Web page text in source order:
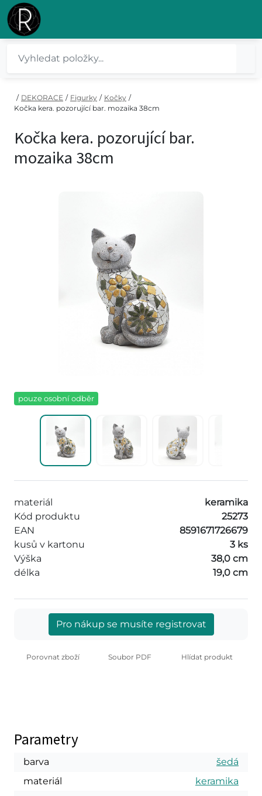
/ DEKORACE / Figurky / Kočky /
Kočka kera. pozorující bar. mozaika 38cm
Kočka kera. pozorující bar.
mozaika 38cm
pouze osobní odběr
materiál
keramika
Kód produktu
25273
EAN
8591671726679
kusů v kartonu
3 ks
Výška
38,0 cm
délka
19,0 cm
Pro nákup se musíte registrovat
Porovnat zboží Soubor PDF Hlídat produkt
Parametry
barva
šedá
materiál
keramika